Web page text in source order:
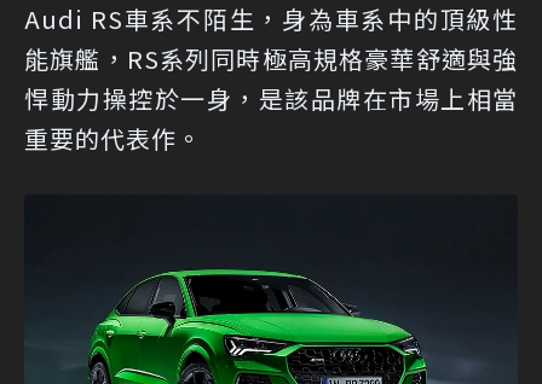
Audi RS車系不陌生，身為車系中的頂級性
能旗艦，RS系列同時極高規格豪華舒適與強
悍動力操控於一身，是該品牌在市場上相當
重要的代表作。